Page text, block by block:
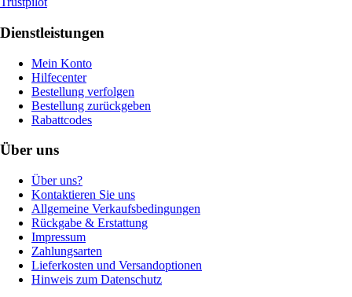
Dienstleistungen
Mein Konto
Hilfecenter
Bestellung verfolgen
Bestellung zurückgeben
Rabattcodes
Über uns
Über uns?
Kontaktieren Sie uns
Allgemeine Verkaufsbedingungen
Rückgabe & Erstattung
Impressum
Zahlungsarten
Lieferkosten und Versandoptionen
Hinweis zum Datenschutz